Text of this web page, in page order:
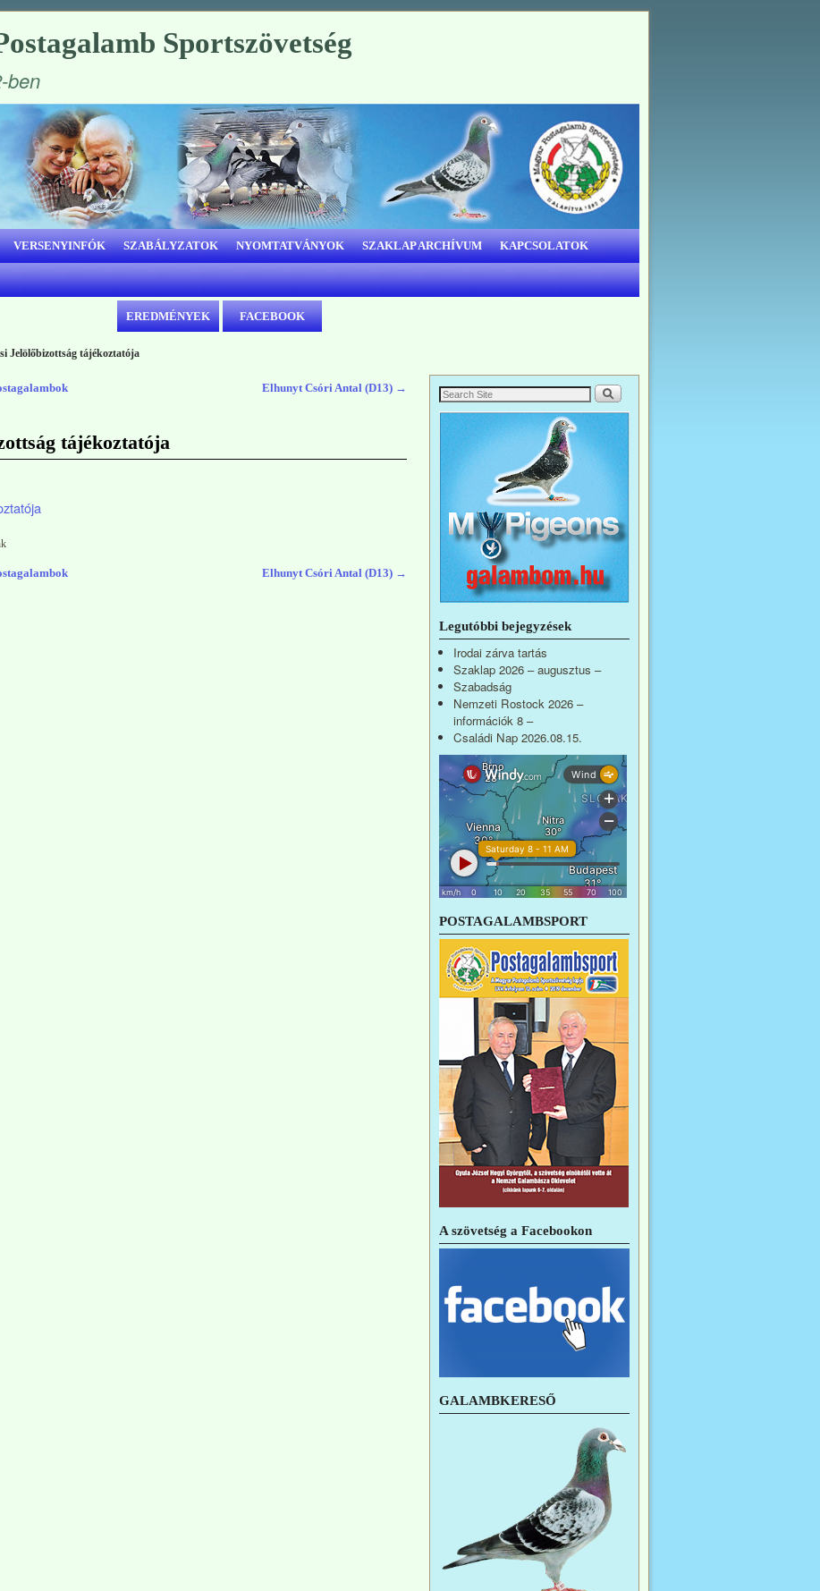
Sportszövetség
ben
VERSENYINFÓK SZABÁLYZATOK NYOMTATVÁNYOK SZAKLAP ARCHÍVUM KAPCSOLATOK
EREDMÉNYEK FACEBOOK
Jelölőbizottság tájékoztatója
Elhunyt Csóri Antal (D13) →
tájékoztatója
Elhunyt Csóri Antal (D13) →
Legutóbbi bejegyzések
Irodai zárva tartás
Szaklap 2026 – augusztus –
Szabadság
Nemzeti Rostock 2026 –
információk 8 –
Családi Nap 2026.08.15.
POSTAGALAMBSPORT
A szövetség a Facebookon
GALAMBKERESŐ